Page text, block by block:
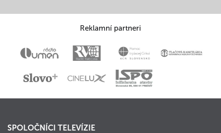
Reklamní partneri
SPOLOČNÍCI TELEVÍZIE